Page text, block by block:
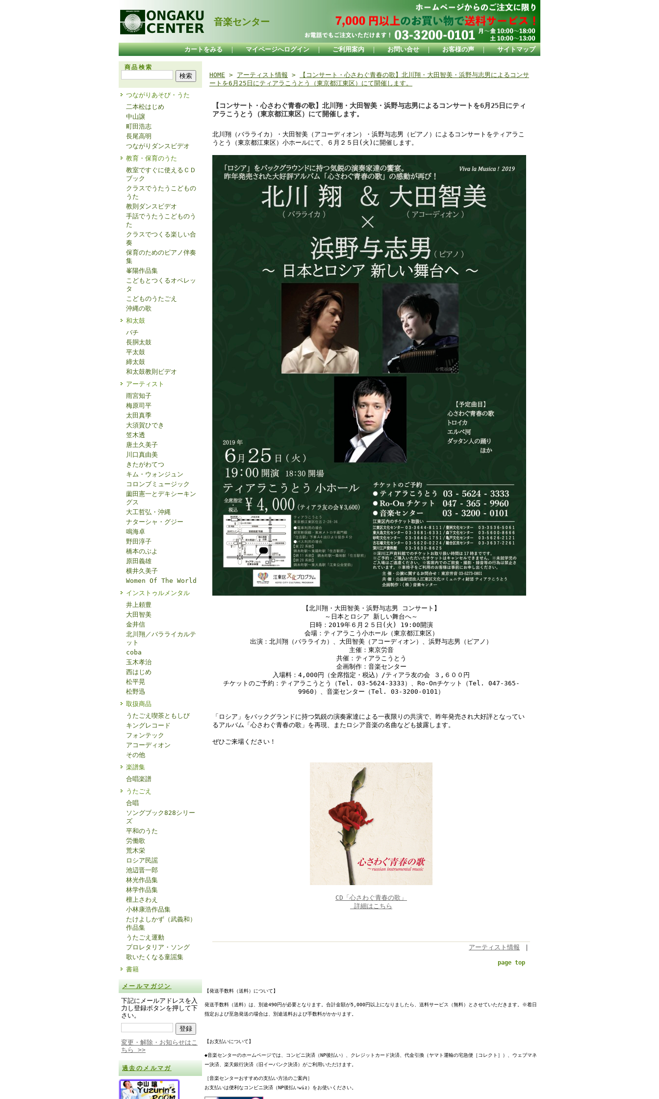
音楽センター
カートをみる ｜ マイページへログイン ｜ ご利用案内 ｜ お問い合せ ｜ お客様の声 ｜ サイトマップ
商品検索
つながりあそび・うた
二本松はじめ
中山譲
町田浩志
長尾高明
つながりダンスビデオ
教育・保育のうた
教室ですぐに使えるＣＤ
ブック
クラスでうたうこどもの
うた
教則ダンスビデオ
手話でうたうこどものう
た
クラスでつくる楽しい合
奏
保育のためのピアノ伴奏
集
峯陽作品集
こどもとつくるオペレッ
タ
こどものうたごえ
沖縄の歌
和太鼓
バチ
長胴太鼓
平太鼓
締太鼓
和太鼓教則ビデオ
アーティスト
雨宮知子
梅原司平
太田真季
大須賀ひでき
笠木透
唐土久美子
川口真由美
きたがわてつ
キム・ウォンジュン
コロンブミュージック
薗田憲一とデキシーキン
グス
大工哲弘・沖縄
ナターシャ・グジー
鳴海卓
野田淳子
橋本のぶよ
原田義雄
横井久美子
Women Of The World
インストゥルメンタル
井上頼豊
大田智美
金井信
北川翔／バラライカルテ
ット
coba
玉木孝治
西はじめ
松平晃
松野迅
取扱商品
うたごえ喫茶ともしび
キングレコード
フォンテック
アコーディオン
その他
楽譜集
合唱楽譜
うたごえ
合唱
ソングブック828シリー
ズ
平和のうた
労働歌
荒木栄
ロシア民謡
池辺晋一郎
林光作品集
林学作品集
檀上さわえ
小林康浩作品集
たけよしかず（武義和）
作品集
うたごえ運動
プロレタリア・ソング
歌いたくなる童謡集
書籍
メールマガジン
下記にメールアドレスを入
力し登録ボタンを押して下
さい。
変更・解除・お知らせはこ
ちら >>
過去のメルマガ
HOME > アーティスト情報 >
【コンサート・心さわぐ青春の歌】北川翔・大田智美・浜野与志男によるコンサ
ートを6月25日にティアラこうとう（東京都江東区）にて開催します。
【コンサート・心さわぐ青春の歌】北川翔・大田智美・浜野与志男によるコンサートを6月25日にティ
アラこうとう（東京都江東区）にて開催します。
北川翔（バラライカ）・大田智美（アコーディオン）・浜野与志男（ピアノ）によるコンサートをティアラこ
うとう（東京都江東区）小ホールにて、６月２５日(火)に開催します。
【北川翔・大田智美・浜野与志男 コンサート】
～日本とロシア 新しい舞台へ～
日時：2019年６月２５日(火) 19:00開演
会場：ティアラこう小ホール（東京都江東区）
出演：北川翔（バラライカ）、大田智美（アコーディオン）、浜野与志男（ピアノ）
主催：東京労音
共催：ティアラこうとう
企画制作：音楽センター
入場料：4,000円（全席指定・税込）/ティアラ友の会 ３,６００円
チケットのご予約：ティアラこうとう（Tel. 03-5624-3333）、Ro-Onチケット（Tel. 047-365-
9960）、音楽センター（Tel. 03-3200-0101）
「ロシア」をバックグランドに持つ気鋭の演奏家達による一夜限りの共演で、昨年発売され大好評となってい
るアルバム「心さわぐ青春の歌」を再現、またロシア音楽の名曲なども披露します。
ぜひご来場ください！
CD「心さわぐ青春の歌」
詳細はこちら
アーティスト情報 ｜
page top
【発送手数料（送料）について】
発送手数料（送料）は、別途490円が必要となります。合計金額が5,000円以上になりましたら、送料サービス（無料）とさせていただきます。※着日
指定および至急発送の場合は、別途送料および手数料がかかります。
【お支払いについて】
◆音楽センターのホームページでは、コンビニ決済（NP後払い）、クレジットカード決済、代金引換（ヤマト運輸の宅急便［コレクト］）、ウェブマネ
ー決済、楽天銀行決済（旧イーバンク決済）がご利用いただけます。
［音楽センターおすすめの支払い方法のご案内］
お支払いは便利なコンビニ決済（NP後払いwiz）をお使いください。